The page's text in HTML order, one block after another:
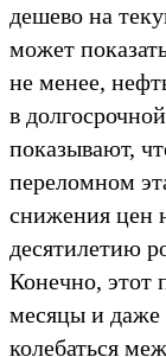
дешево на
может
не менее,
в
показывают,
переломном
снижения цен
десятилетию
Конечно, этот
месяцы и даже
колебаться